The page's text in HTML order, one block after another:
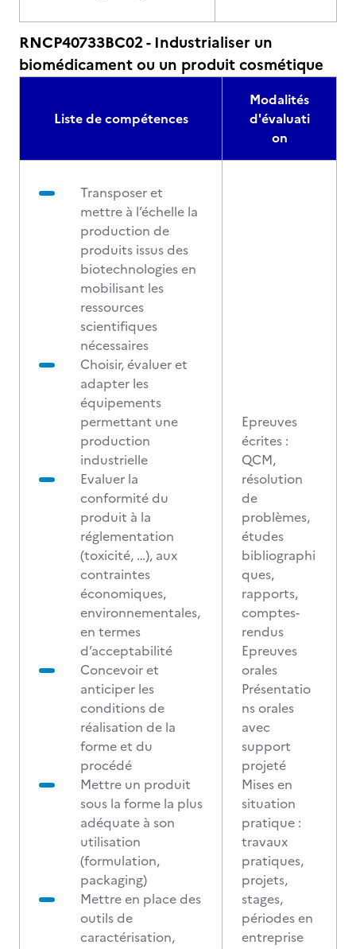
RNCP40733BC02 - Industrialiser un
biomédicament ou un produit cosmétique
Liste de compétences
Modalités
d'évaluati
on
Transposer et
mettre à l’échelle la
production de
produits issus des
biotechnologies en
mobilisant les
ressources
scientifiques
nécessaires
Choisir, évaluer et
adapter les
équipements
permettant une
production
industrielle
Evaluer la
conformité du
produit à la
réglementation
(toxicité, …), aux
contraintes
économiques,
environnementales,
en termes
d’acceptabilité
Concevoir et
anticiper les
conditions de
réalisation de la
forme et du
procédé
Mettre un produit
sous la forme la plus
adéquate à son
utilisation
(formulation,
packaging)
Mettre en place des
outils de
caractérisation,
Epreuves
écrites :
QCM,
résolution
de
problèmes,
études
bibliographi
ques,
rapports,
comptes-
rendus
Epreuves
orales
Présentatio
ns orales
avec
support
projeté
Mises en
situation
pratique :
travaux
pratiques,
projets,
stages,
périodes en
entreprise